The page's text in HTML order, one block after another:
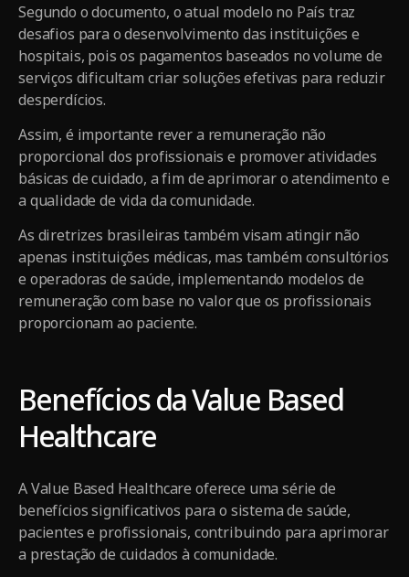
Segundo o documento, o atual modelo no País traz
desafios para o desenvolvimento das instituições e
hospitais, pois os pagamentos baseados no volume de
serviços dificultam criar soluções efetivas para reduzir
desperdícios.
Assim, é importante rever a remuneração não
proporcional dos profissionais e promover atividades
básicas de cuidado, a fim de aprimorar o atendimento e
a qualidade de vida da comunidade.
As diretrizes brasileiras também visam atingir não
apenas instituições médicas, mas também consultórios
e operadoras de saúde, implementando modelos de
remuneração com base no valor que os profissionais
proporcionam ao paciente.
Benefícios da Value Based
Healthcare
A Value Based Healthcare oferece uma série de
benefícios significativos para o sistema de saúde,
pacientes e profissionais, contribuindo para aprimorar
a prestação de cuidados à comunidade.